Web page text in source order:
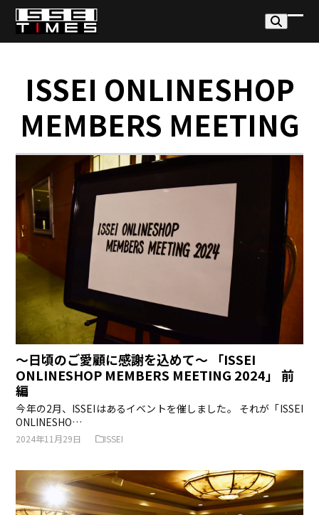
Skip
content
モ
イ
メ
ニ
ュ
ー
を
開
く
モ
イ
メ
ニ
ュ
ー
を
閉
じ
る
ISSEI ONLINESHOP
MEMBERS MEETING
〜日頃のご愛顧に感謝を込めて〜 「ISSEI
ONLINESHOP MEMBERS MEETING 2024」 前
編
今年の2月、ISSEIはあるイベントを催しました。 それが「ISSEI
ONLINESHO…
2024年11月29日 ISSEI